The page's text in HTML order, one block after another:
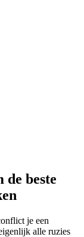
de beste
je een
alle ruzies